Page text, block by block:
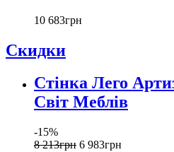
10 683грн
Скидки
Стінка Лего
Світ Меблів
-15%
8 213грн 6 983грн